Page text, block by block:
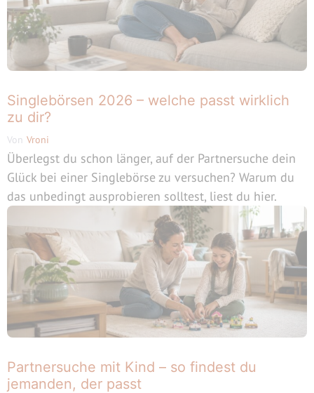
Singlebörsen 2026 – welche passt wirklich
zu dir?
Von Vroni
Überlegst du schon länger, auf der Partnersuche dein
Glück bei einer Singlebörse zu versuchen? Warum du
das unbedingt ausprobieren solltest, liest du hier.
Partnersuche mit Kind – so findest du
jemanden, der passt